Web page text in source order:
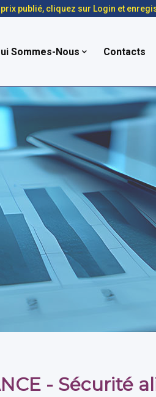
publié, cliquez sur Login et
Sommes-Nous Contacts
- Sécurité